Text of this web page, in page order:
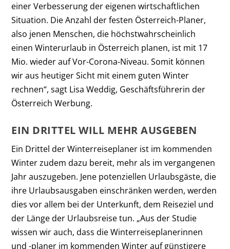
einer Verbesserung der eigenen wirtschaftlichen
Situation. Die Anzahl der festen Österreich-Planer,
also jenen Menschen, die höchstwahrscheinlich
einen Winterurlaub in Österreich planen, ist mit 17
Mio. wieder auf Vor-Corona-Niveau. Somit können
wir aus heutiger Sicht mit einem guten Winter
rechnen“, sagt Lisa Weddig, Geschäftsführerin der
Österreich Werbung.
EIN DRITTEL WILL MEHR AUSGEBEN
Ein Drittel der Winterreiseplaner ist im kommenden
Winter zudem dazu bereit, mehr als im vergangenen
Jahr auszugeben. Jene potenziellen Urlaubsgäste, die
ihre Urlaubsausgaben einschränken werden, werden
dies vor allem bei der Unterkunft, dem Reiseziel und
der Länge der Urlaubsreise tun. „Aus der Studie
wissen wir auch, dass die Winterreiseplanerinnen
und -planer im kommenden Winter auf günstigere